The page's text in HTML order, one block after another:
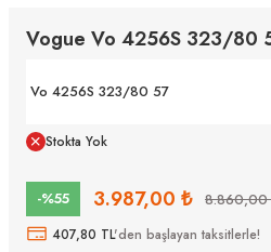
Vogue Vo 4256S 323/80
Vo 4256S 323/80 57
Stokta Yok
-%55 3.987,00 ₺ 8.860,00
407,80 TL'den başlayan taksitlerle!